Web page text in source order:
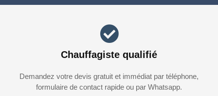
Chauffagiste qualifié
Demandez votre devis gratuit et immédiat par téléphone,
formulaire de contact rapide ou par Whatsapp.